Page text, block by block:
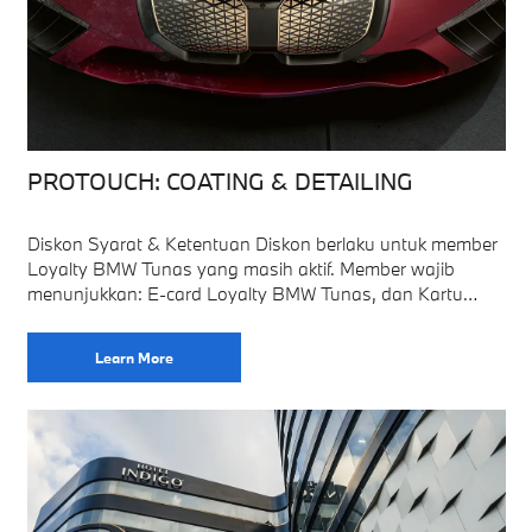
PROTOUCH: COATING & DETAILING
Diskon Syarat & Ketentuan Diskon berlaku untuk member
Loyalty BMW Tunas yang masih aktif. Member wajib
menunjukkan: E-card Loyalty BMW Tunas, dan Kartu
Learn More